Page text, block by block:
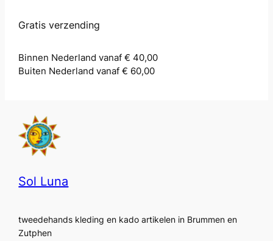
Gratis verzending
Binnen Nederland vanaf € 40,00
Buiten Nederland vanaf € 60,00
Sol Luna
tweedehands kleding en kado artikelen in Brummen en
Zutphen